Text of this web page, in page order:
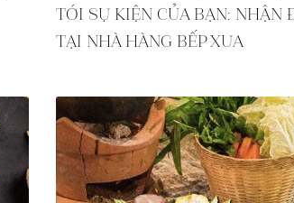
TỚI SỰ KIỆN CỦA BẠN: NHẬN
TẠI NHÀ HÀNG BẾP XƯA